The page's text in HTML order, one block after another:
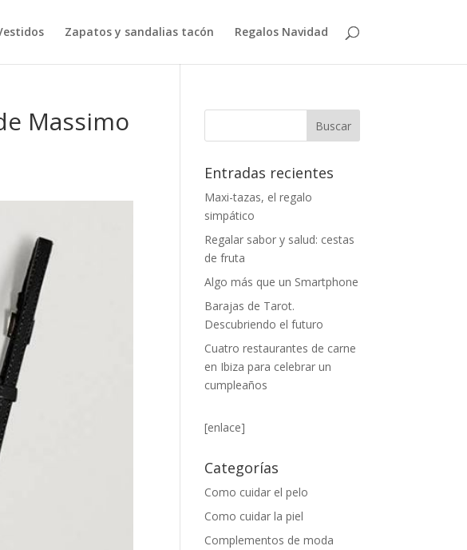
Zapatos y sandalias tacón Regalos Navidad
Massimo
Entradas recientes
Maxi-tazas, el regalo
simpático
Regalar sabor y salud: cestas
de fruta
Algo más que un Smartphone
Barajas de Tarot.
Descubriendo el futuro
Cuatro restaurantes de carne
en Ibiza para celebrar un
cumpleaños
[enlace]
Categorías
Como cuidar el pelo
Como cuidar la piel
Complementos de moda